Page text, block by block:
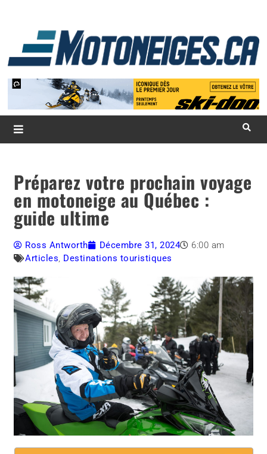
Magazine Motoneiges.ca
Préparez votre prochain voyage
en motoneige au Québec :
guide ultime
Ross Antworth Décembre 31, 2024
6:00 am
Articles, Destinations touristiques